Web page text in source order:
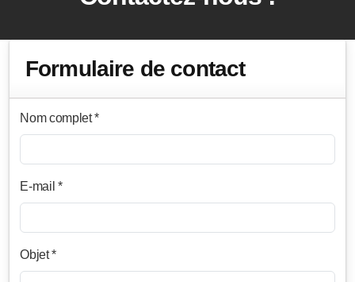
Formulaire de contact
Nom complet *
E-mail *
Objet *